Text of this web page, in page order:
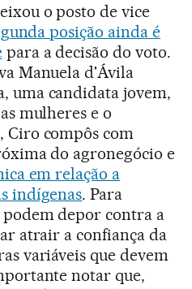
o posto de vice
posição ainda é
para a decisão do voto.
Manuela d'Ávila
uma candidata jovem,
mulheres e o
compôs com
do agronegócio e
em relação a
indígenas. Para
podem depor contra a
atrair a confiança da
variáveis que devem
notar que,